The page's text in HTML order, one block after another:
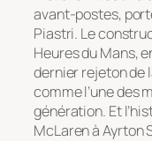
avant-postes,
Piastri. Le
Heures du Mans,
dernier rejeton de
comme l’une des
génération. Et
McLaren à Ayrton